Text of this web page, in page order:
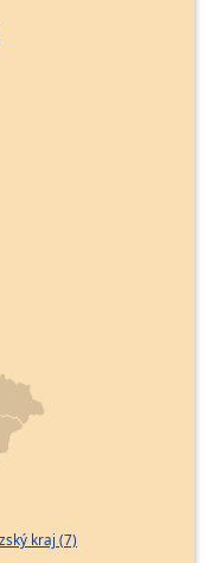
kraj (7)